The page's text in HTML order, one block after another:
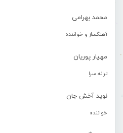
محمد بهرامی
آهنگساز و خواننده
مهیار پوریان
ترانه سرا
نوید آخش جان
خواننده